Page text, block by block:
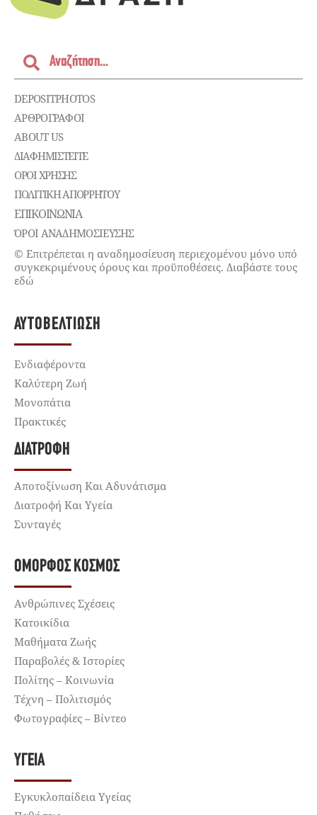
DEPOSITPHOTOS
ΑΡΘΡΟΓΡΑΦΟΙ
ABOUT US
ΔΙΑΦΗΜΙΣΤΕΊΤΕ
ΌΡΟΙ ΧΡΉΣΗΣ
ΠΟΛΙΤΙΚΉ ΑΠΟΡΡΉΤΟΥ
ΕΠΙΚΟΙΝΩΝΊΑ
ΌΡΟΙ ΑΝΑΔΗΜΟΣΙΕΥΣΗΣ
© Επιτρέπεται η αναδημοσίευση περιεχομένου μόνο υπό
συγκεκριμένους όρους και προϋποθέσεις. Διαβάστε τους
εδώ
ΑΥΤΟΒΕΛΤΊΩΣΗ
Ενδιαφέροντα
Καλύτερη Ζωή
Μονοπάτια
Πρακτικές
ΔΙΑΤΡΟΦΉ
Αποτοξίνωση Και Αδυνάτισμα
Διατροφή Και Υγεία
Συνταγές
ΌΜΟΡΦΟΣ ΚΌΣΜΟΣ
Ανθρώπινες Σχέσεις
Κατοικίδια
Μαθήματα Ζωής
Παραβολές & Ιστορίες
Πολίτης – Κοινωνία
Τέχνη – Πολιτισμός
Φωτογραφίες – Βίντεο
ΥΓΕΊΑ
Εγκυκλοπαίδεια Υγείας